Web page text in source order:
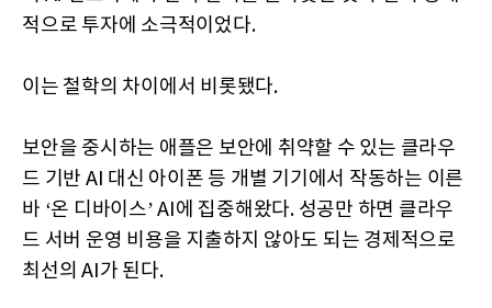
적으로 투자에 소극적이었다.
이는 철학의 차이에서 비롯됐다.
보안을 중시하는 애플은 보안에 취약할 수 있는 클라우
드 기반 AI 대신 아이폰 등 개별 기기에서 작동하는 이른
바 ‘온 디바이스’ AI에 집중해왔다. 성공만 하면 클라우
드 서버 운영 비용을 지출하지 않아도 되는 경제적으로
최선의 AI가 된다.